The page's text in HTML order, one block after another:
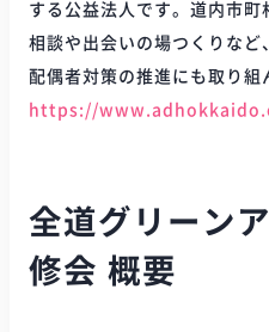
する公益法人です。道内市
相談や出会いの場つくりなど
配偶者対策の推進にも取り組
https://
全道グリーン
修会 概要